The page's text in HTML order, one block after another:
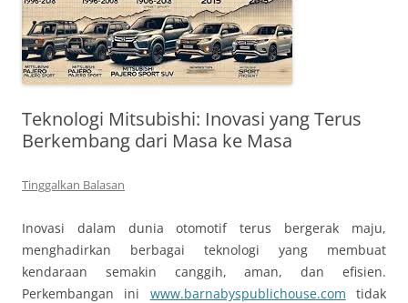
Teknologi Mitsubishi: Inovasi yang Terus
Berkembang dari Masa ke Masa
Tinggalkan Balasan
Inovasi dalam dunia otomotif terus bergerak maju,
menghadirkan berbagai teknologi yang membuat
kendaraan semakin canggih, aman, dan efisien.
Perkembangan ini www.barnabyspublichouse.com tidak